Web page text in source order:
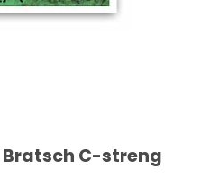
Bratsch C-streng